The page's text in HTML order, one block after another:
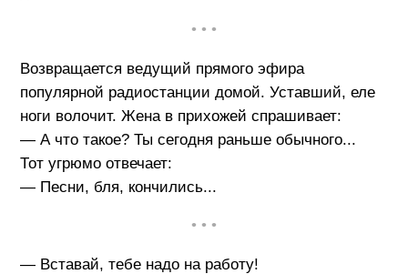
• • •
Возвращается ведущий прямого эфира
популярной радиостанции домой. Уставший, еле
ноги волочит. Жена в прихожей спрашивает:
— А что такое? Ты сегодня раньше обычного...
Тот угрюмо отвечает:
— Песни, бля, кончились...
• • •
— Вставай, тебе надо на работу!